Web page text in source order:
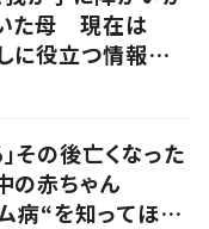
た母 現在は
に役立つ情報を
その後亡くなった
の赤ちゃん
病“を知ってほし